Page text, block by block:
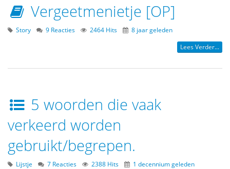
Vergeetmenietje [OP]
Story 9 Reacties 2464 Hits 8 jaar geleden
Lees Verder...
5 woorden die vaak
verkeerd worden
gebruikt/begrepen.
Lijstje 7 Reacties 2388 Hits 1 decennium geleden